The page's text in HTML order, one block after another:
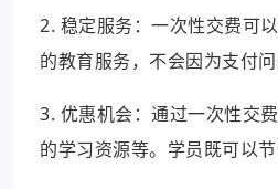
2. 稳定服务：一次性交费可
的教育服务，不会因为支付问
3. 优惠机会：通过一次性交
的学习资源等。学员既可以